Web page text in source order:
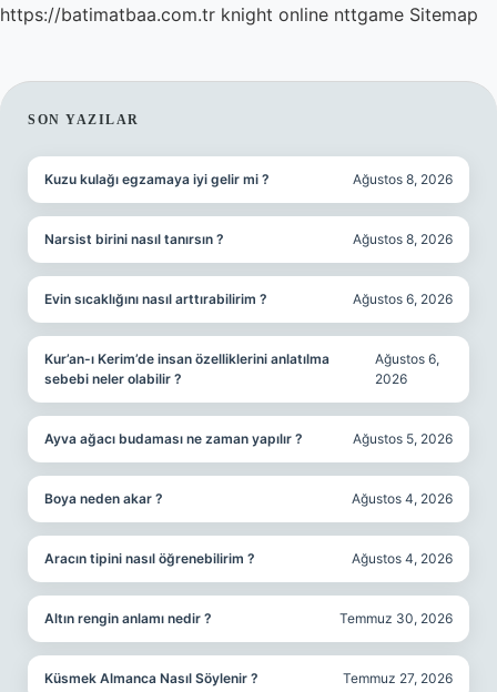
https://batimatbaa.com.tr knight online nttgame Sitemap
SIDEBAR
SON YAZILAR
Kuzu kulağı egzamaya iyi gelir mi ? Ağustos 8, 2026
Narsist birini nasıl tanırsın ? Ağustos 8, 2026
Evin sıcaklığını nasıl arttırabilirim ? Ağustos 6, 2026
Kur’an-ı Kerim’de insan özelliklerini anlatılma
sebebi neler olabilir ?
Ağustos 6,
2026
Ayva ağacı budaması ne zaman yapılır ? Ağustos 5, 2026
Boya neden akar ? Ağustos 4, 2026
Aracın tipini nasıl öğrenebilirim ? Ağustos 4, 2026
Altın rengin anlamı nedir ? Temmuz 30, 2026
Küsmek Almanca Nasıl Söylenir ? Temmuz 27, 2026